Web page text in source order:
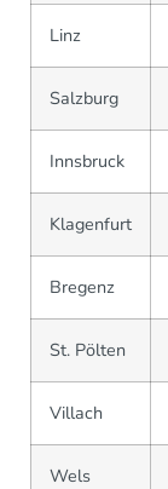
Linz
Salzburg
Innsbruck
Klagenfurt
Bregenz
St. Pölten
Villach
Wels